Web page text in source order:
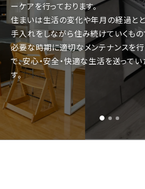
ーケアを行っております。
住まいは生活の変化や年月の経過と
手入れをしながら住み続けていくもの
必要な時期に適切なメンテナンスを行
で、安心・安全・快適な生活を送って
す。